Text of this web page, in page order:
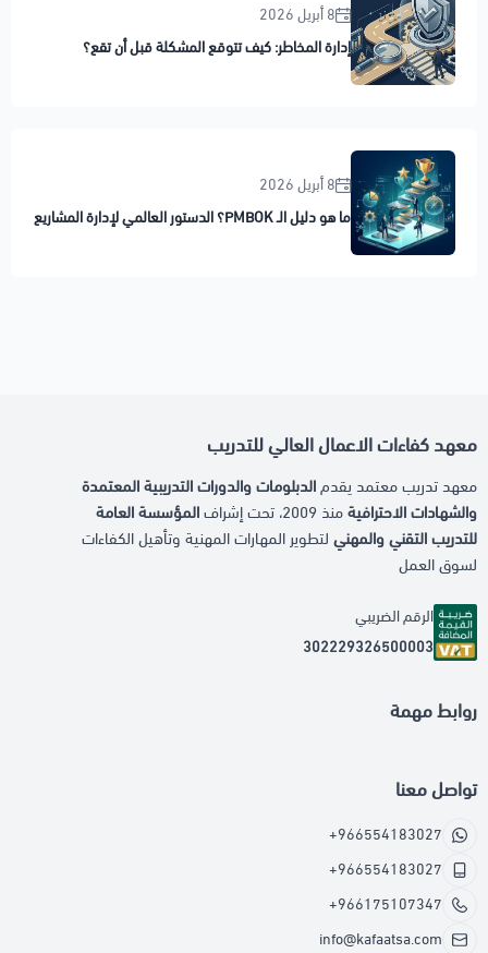
8 أبريل 2026
إدارة المخاطر: كيف تتوقع المشكلة قبل أن تقع؟
8 أبريل 2026
ما هو دليل الـ PMBOK؟ الدستور العالمي لإدارة المشاريع
معهد كفاءات الاعمال العالي للتدريب
معهد تدريب معتمد يقدمالدبلومات والدورات التدريبية المعتمدة
والشهادات الاحترافيةمنذ 2009، تحت إشراف
المؤسسة العامة
للتدريب التقني والمهني لتطوير المهارات المهنية وتأهيل الكفاءات
لسوق العمل
الرقم الضريبي
302229326500003
روابط مهمة
تواصل معنا
+966554183027
+966554183027
+966175107347
info@kafaatsa.com